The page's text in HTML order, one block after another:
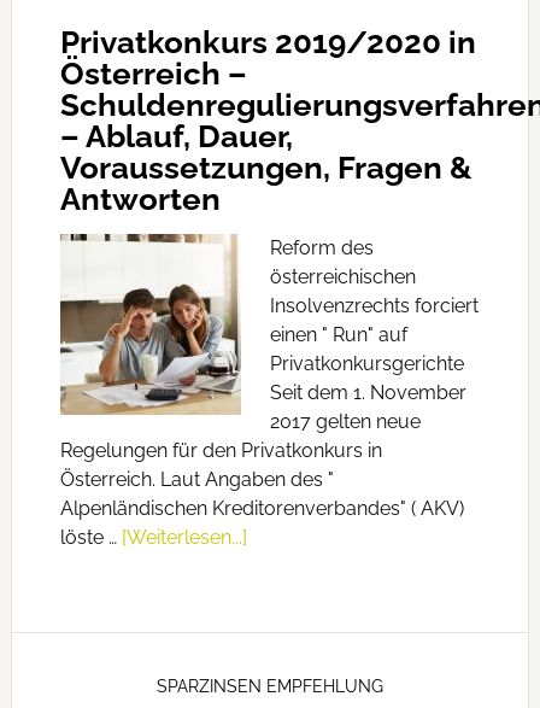
Privatkonkurs 2019/2020 in
Österreich –
– Ablauf, Dauer,
Voraussetzungen, Fragen &
Antworten
Reform des
österreichischen
Insolvenzrechts forciert
einen " Run" auf
Privatkonkursgerichte
Seit dem 1. November
2017 gelten neue
Regelungen für den Privatkonkurs in
Österreich. Laut Angaben des "
Alpenländischen Kreditorenverbandes" ( AKV)
löste … [Weiterlesen...]
SPARZINSEN EMPFEHLUNG